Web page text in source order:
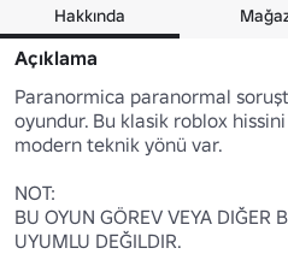
Hakkında
Açıklama
Paranormica paranormal
oyundur. Bu klasik roblox
modern teknik yönü var.
NOT:
BU OYUN GÖREV VEYA DIĞER
UYUMLU DEĞILDIR.